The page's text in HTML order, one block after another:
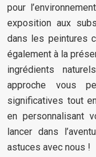
pour
exposition aux
dans les peintures
également à la
ingrédients
approche vous
significatives tout
en personnalisant
lancer dans
astuces avec nous !